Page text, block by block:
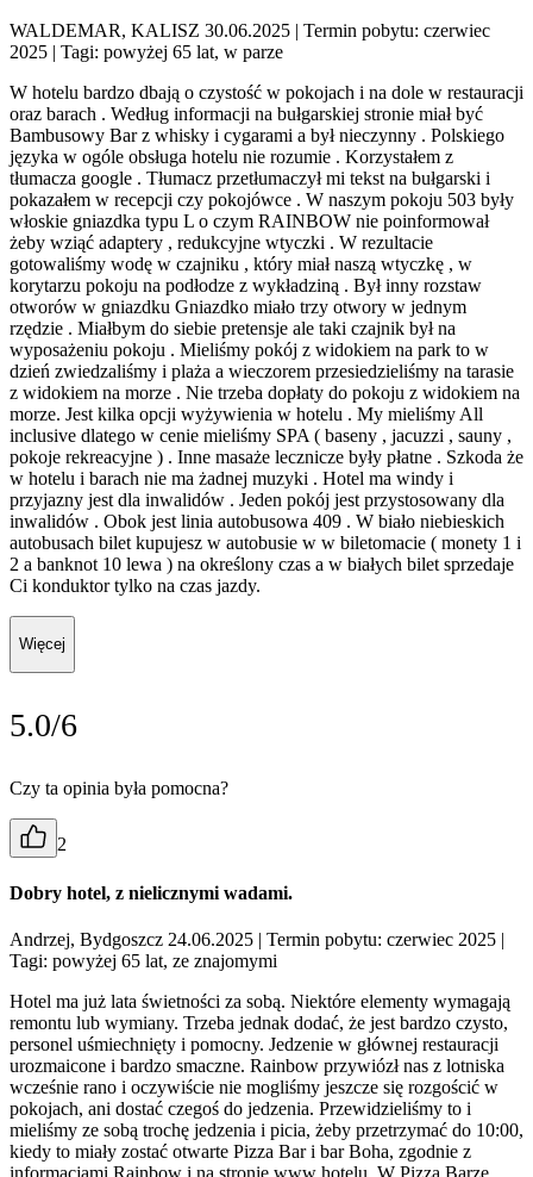
WALDEMAR, KALISZ 30.06.2025 | Termin pobytu: czerwiec
2025 | Tagi: powyżej 65 lat, w parze
W hotelu bardzo dbają o czystość w pokojach i na dole w restauracji
oraz barach . Według informacji na bułgarskiej stronie miał być
Bambusowy Bar z whisky i cygarami a był nieczynny . Polskiego
języka w ogóle obsługa hotelu nie rozumie . Korzystałem z
tłumacza google . Tłumacz przetłumaczył mi tekst na bułgarski i
pokazałem w recepcji czy pokojówce . W naszym pokoju 503 były
włoskie gniazdka typu L o czym RAINBOW nie poinformował
żeby wziąć adaptery , redukcyjne wtyczki . W rezultacie
gotowaliśmy wodę w czajniku , który miał naszą wtyczkę , w
korytarzu pokoju na podłodze z wykładziną . Był inny rozstaw
otworów w gniazdku Gniazdko miało trzy otwory w jednym
rzędzie . Miałbym do siebie pretensje ale taki czajnik był na
wyposażeniu pokoju . Mieliśmy pokój z widokiem na park to w
dzień zwiedzaliśmy i plaża a wieczorem przesiedzieliśmy na tarasie
z widokiem na morze . Nie trzeba dopłaty do pokoju z widokiem na
morze. Jest kilka opcji wyżywienia w hotelu . My mieliśmy All
inclusive dlatego w cenie mieliśmy SPA ( baseny , jacuzzi , sauny ,
pokoje rekreacyjne ) . Inne masaże lecznicze były płatne . Szkoda że
w hotelu i barach nie ma żadnej muzyki . Hotel ma windy i
przyjazny jest dla inwalidów . Jeden pokój jest przystosowany dla
inwalidów . Obok jest linia autobusowa 409 . W biało niebieskich
autobusach bilet kupujesz w autobusie w w biletomacie ( monety 1 i
2 a banknot 10 lewa ) na określony czas a w białych bilet sprzedaje
Ci konduktor tylko na czas jazdy.
Więcej
5.0/6
Czy ta opinia była pomocna?
2
Dobry hotel, z nielicznymi wadami.
Andrzej, Bydgoszcz 24.06.2025 | Termin pobytu: czerwiec 2025 |
Tagi: powyżej 65 lat, ze znajomymi
Hotel ma już lata świetności za sobą. Niektóre elementy wymagają
remontu lub wymiany. Trzeba jednak dodać, że jest bardzo czysto,
personel uśmiechnięty i pomocny. Jedzenie w głównej restauracji
urozmaicone i bardzo smaczne. Rainbow przywiózł nas z lotniska
wcześnie rano i oczywiście nie mogliśmy jeszcze się rozgościć w
pokojach, ani dostać czegoś do jedzenia. Przewidzieliśmy to i
mieliśmy ze sobą trochę jedzenia i picia, żeby przetrzymać do 10:00,
kiedy to miały zostać otwarte Pizza Bar i bar Boha, zgodnie z
informacjami Rainbow i na stronie www hotelu. W Pizza Barze